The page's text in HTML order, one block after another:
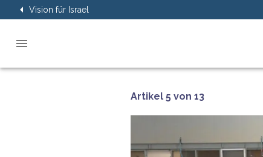
Vision für Israel
Artikel 5 von 13